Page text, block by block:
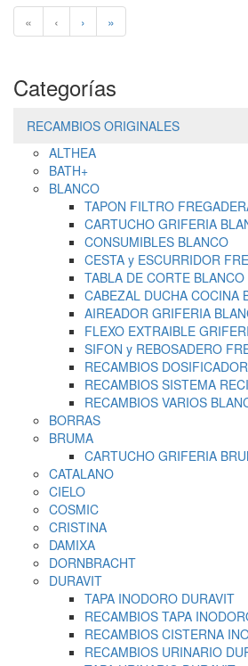
« ‹ › »
Categorías
RECAMBIOS ORIGINALES
ALTHEA
BATH+
BLANCO
TAPON FILTRO
CARTUCHO GRIFERIA
CONSUMIBLES BLANCO
CESTA y ESCURRIDOR
TABLA DE CORTE BLANCO
CABEZAL DUCHA COCINA
AIREADOR GRIFERIA
FLEXO EXTRAIBLE
SIFON y REBOSADERO
RECAMBIOS
RECAMBIOS SISTEMA
RECAMBIOS VARIOS
BORRAS
BRUMA
CARTUCHO GRIFERIA
CATALANO
CIELO
COSMIC
CRISTINA
DAMIXA
DORNBRACHT
DURAVIT
TAPA INODORO DURAVIT
RECAMBIOS TAPA
RECAMBIOS CISTERNA
RECAMBIOS URINARIO